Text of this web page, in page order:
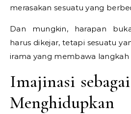
merasakan sesuatu yang
Dan mungkin, harapan
harus dikejar, tetapi sesuatu
irama yang membawa langkah
Imajinasi
Menghidupkan